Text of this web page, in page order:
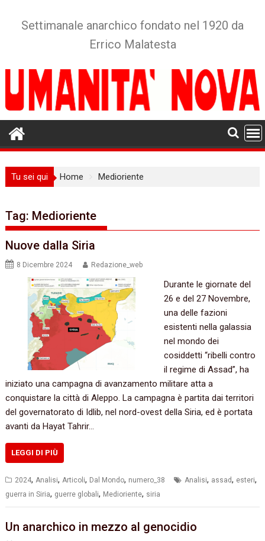
Settimanale anarchico fondato nel 1920 da
Errico Malatesta
Tu sei qui Home Medioriente
Tag: Medioriente
Nuove dalla Siria
8 Dicembre 2024 Redazione_web
Durante le giornate del
26 e del 27 Novembre,
una delle fazioni
esistenti nella galassia
nel mondo dei
cosiddetti “ribelli contro
il regime di Assad”, ha
iniziato una campagna di avanzamento militare atta a
conquistare la città di Aleppo. La campagna è partita dai territori
del governatorato di Idlib, nel nord-ovest della Siria, ed è portata
avanti da Hayat Tahrir…
LEGGI DI PIÙ
2024,Analisi,Articoli, Dal Mondo, numero_38 Analisi, assad, esteri,
guerra in Siria, guerre globali, Medioriente, siria
Un anarchico in mezzo al genocidio